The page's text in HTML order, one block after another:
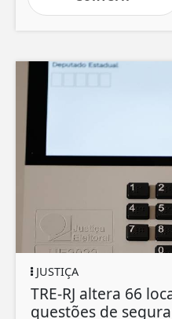
JUSTIÇA
TRE-RJ altera 66
questões de